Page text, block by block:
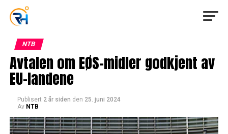
NTB
Avtalen om EØS-midler godkjent av
EU-landene
Publisert 2 år siden den 25. juni 2024
Av NTB